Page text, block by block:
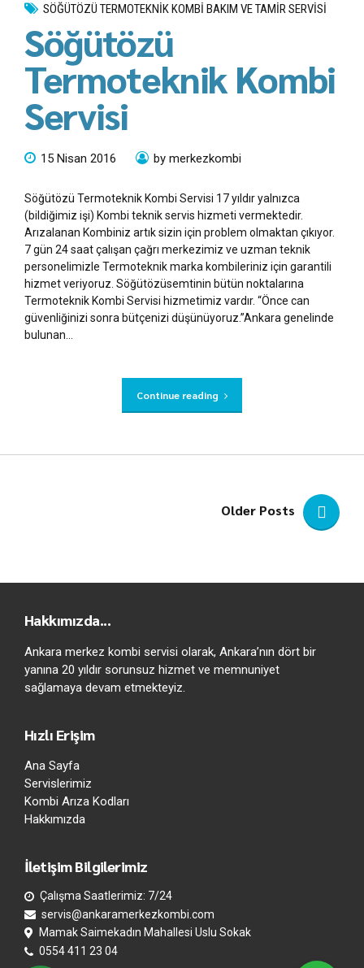
SÖĞÜTÖZÜ TERMOTEKNIK KOMBI BAKIM VE TAMIR SERVISI
Söğütözü
Termoteknik Kombi
Servisi
15 Nisan 2016 by merkezkombi
Söğütözü Termoteknik Kombi Servisi 17 yıldır yalnızca
(bildiğimiz işi) Kombi teknik servis hizmeti vermektedir.
Arızalanan Kombiniz artık sizin için problem olmaktan çıkıyor.
7 gün 24 saat çalışan çağrı merkezimiz ve uzman teknik
personelimizle Termoteknik marka kombileriniz için garantili
hizmet veriyoruz. Söğütözüsemtinin bütün noktalarına
Termoteknik Kombi Servisi hizmetimiz vardır. “Önce can
güvenliğinizi sonra bütçenizi düşünüyoruz.”Ankara genelinde
bulunan...
Continue reading
Older Posts
Hakkımızda...
Ankara merkez kombi servisi olarak, Ankara’nın dört bir
yanına 20 yıldır sorunsuz hizmet ve memnuniyet
sağlamaya devam etmekteyiz.
Hızlı Erişim
Ana Sayfa
Servislerimiz
Kombi Arıza Kodları
Hakkımızda
İletişim Bilgilerimiz
Çalışma Saatlerimiz: 7/24
servis@ankaramerkezkombi.com
Mamak Saimekadın Mahallesi Uslu Sokak
0554 411 23 04